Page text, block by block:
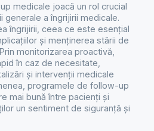
medicale joacă un rol crucial
generale a îngrijirii medicale.
îngrijirii, ceea ce este esențial
și menținerea stării de
monitorizarea proactivă,
în caz de necesitate,
și intervenții medicale
programele de follow-up
mai bună între pacienți și
un sentiment de siguranță și